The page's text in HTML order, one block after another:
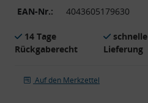
EAN-Nr.:
4043605179630
14 Tage
Rückgaberecht
schnelle
Lieferung
Auf den Merkzettel